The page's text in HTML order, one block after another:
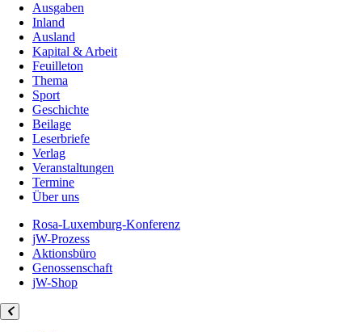
Ausgaben
Inland
Ausland
Kapital & Arbeit
Feuilleton
Thema
Sport
Geschichte
Beilage
Leserbriefe
Verlag
Veranstaltungen
Termine
Über uns
Rosa-Luxemburg-Konferenz
jW-Prozess
Aktionsbüro
Genossenschaft
jW-Shop